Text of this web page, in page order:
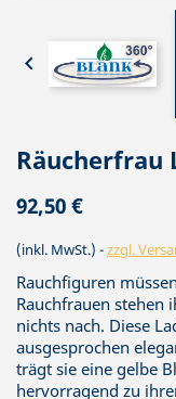

Räucherfrau
92,50 €
(inkl. MwSt.) zzgl.
Rauchfiguren
Rauchfrauen stehen
nichts nach. Diese
ausgesprochen
trägt sie eine gelbe
hervorragend zu